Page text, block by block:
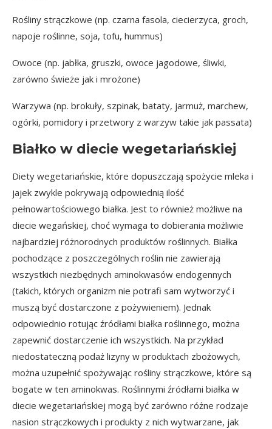
Rośliny strączkowe (np. czarna fasola, ciecierzyca, groch,
napoje roślinne, soja, tofu, hummus)
Owoce (np. jabłka, gruszki, owoce jagodowe, śliwki,
zarówno świeże jak i mrożone)
Warzywa (np. brokuły, szpinak, bataty, jarmuż, marchew,
ogórki, pomidory i przetwory z warzyw takie jak passata)
Białko w diecie wegetariańskiej
Diety wegetariańskie, które dopuszczają spożycie mleka i
jajek zwykle pokrywają odpowiednią ilość
pełnowartościowego białka. Jest to również możliwe na
diecie wegańskiej, choć wymaga to dobierania możliwie
najbardziej różnorodnych produktów roślinnych. Białka
pochodzące z poszczególnych roślin nie zawierają
wszystkich niezbędnych aminokwasów endogennych
(takich, których organizm nie potrafi sam wytworzyć i
muszą być dostarczone z pożywieniem). Jednak
odpowiednio rotując źródłami białka roślinnego, można
zapewnić dostarczenie ich wszystkich. Na przykład
niedostateczną podaż lizyny w produktach zbożowych,
można uzupełnić spożywając rośliny strączkowe, które są
bogate w ten aminokwas. Roślinnymi źródłami białka w
diecie wegetariańskiej mogą być zarówno różne rodzaje
nasion strączkowych i produkty z nich wytwarzane, jak